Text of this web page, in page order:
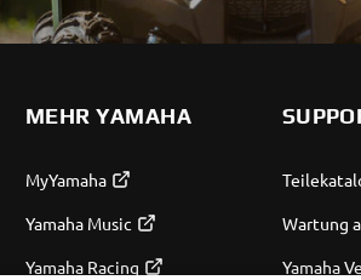
MEHR YAMAHA
MyYamaha
Yamaha Music
Yamaha Racing
Wartung
Yamaha